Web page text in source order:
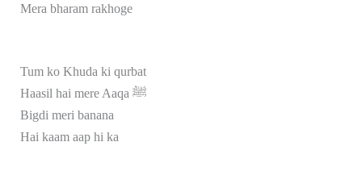
Mera bharam rakhoge
Tum ko Khuda ki qurbat
Haasil hai mere Aaqa ﷺ
Bigdi meri banana
Hai kaam aap hi ka